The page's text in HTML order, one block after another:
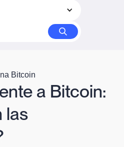
Bitcoin
a Bitcoin:
las